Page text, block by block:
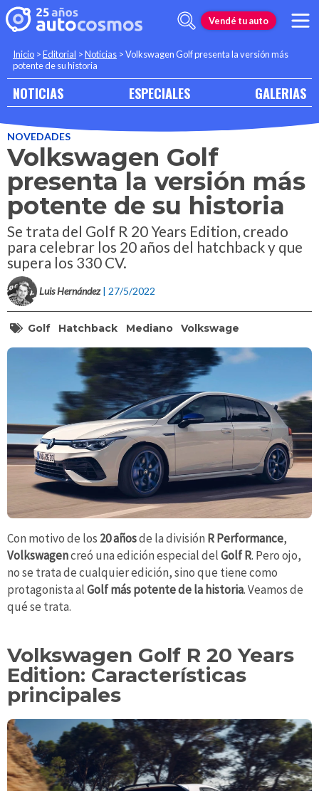
Vendé tu auto
Inicio >Editorial >Noticias >Volkswagen Golf presenta la versión más
potente de su historia
NOTICIAS ESPECIALES GALERIAS
NOVEDADES
Volkswagen Golf
presenta la versión más
potente de su historia
Se trata del Golf R 20 Years Edition, creado
para celebrar los 20 años del hatchback y que
supera los 330 CV.
Luis Hernández | 27/5/2022
Golf Hatchback Mediano Volkswage
Con motivo de los 20 añosde la división R Performance,
Volkswagencreó una edición especial delGolf R. Pero ojo,
no se trata de cualquier edición, sino que tiene como
protagonista alGolf más potente de la historia. Veamos de
qué se trata.
Volkswagen Golf R 20 Years
Edition: Características
principales